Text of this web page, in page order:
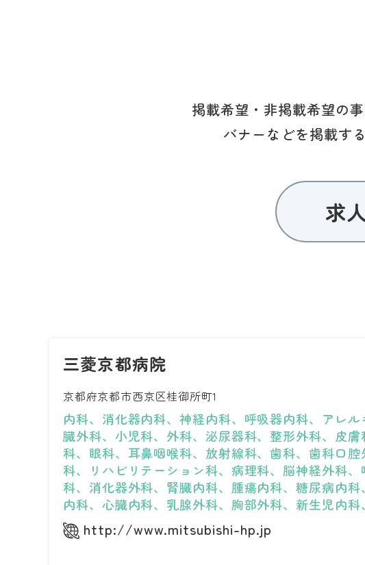
掲載希望・非掲載希望の
バナーなどを掲載す
求
三菱京都病院
京都府京都市西京区桂御所町1
内科、消化器内科、神経内科、呼吸器内科、アレル
臓外科、小児科、外科、泌尿器科、整形外科、皮膚
科、眼科、耳鼻咽喉科、放射線科、歯科、歯科口腔
科、リハビリテーション科、病理科、脳神経外科、
科、消化器外科、腎臓内科、腫瘍内科、糖尿病内科
内科、心臓内科、乳腺外科、胸部外科、新生児内科
http://www.mitsubishi-hp.jp